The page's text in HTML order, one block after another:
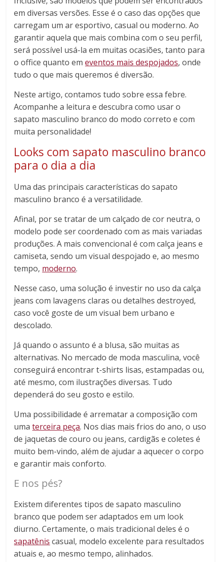
em diversas versões. Esse é o caso das opções que
carregam um ar esportivo, casual ou moderno. Ao
garantir aquela que mais combina com o seu perfil,
será possível usá-la em muitas ocasiões, tanto para
o office quanto emeventos mais despojados, onde
tudo o que mais queremos é diversão.
Neste artigo, contamos tudo sobre essa febre.
Acompanhe a leitura e descubra como usar o
sapato masculino branco do modo correto e com
muita personalidade!
Looks com sapato masculino branco
para o dia a dia
Uma das principais características do sapato
masculino branco é a versatilidade.
Afinal, por se tratar de um calçado de cor neutra, o
modelo pode ser coordenado com as mais variadas
produções. A mais convencional é com calça jeans e
camiseta, sendo um visual despojado e, ao mesmo
tempo, moderno.
Nesse caso, uma solução é investir no uso da calça
jeans com lavagens claras ou detalhes destroyed,
caso você goste de um visual bem urbano e
descolado.
Já quando o assunto é a blusa, são muitas as
alternativas. No mercado de moda masculina, você
conseguirá encontrar t-shirts lisas, estampadas ou,
até mesmo, com ilustrações diversas. Tudo
dependerá do seu gosto e estilo.
Uma possibilidade é arrematar a composição com
umaterceira peça. Nos dias mais frios do ano, o uso
de jaquetas de couro ou jeans, cardigãs e coletes é
muito bem-vindo, além de ajudar a aquecer o corpo
e garantir mais conforto.
E nos pés?
Existem diferentes tipos de sapato masculino
branco que podem ser adaptados em um look
diurno. Certamente, o mais tradicional deles é o
sapatênis casual, modelo excelente para resultados
atuais e, ao mesmo tempo, alinhados.